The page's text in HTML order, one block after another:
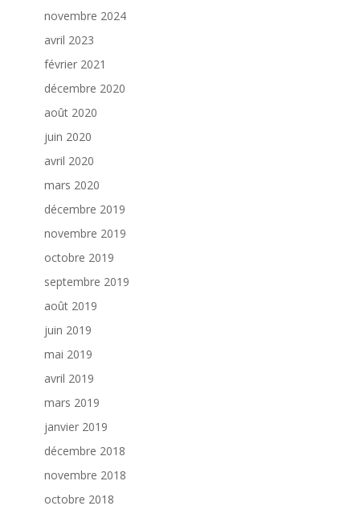
novembre 2024
avril 2023
février 2021
décembre 2020
août 2020
juin 2020
avril 2020
mars 2020
décembre 2019
novembre 2019
octobre 2019
septembre 2019
août 2019
juin 2019
mai 2019
avril 2019
mars 2019
janvier 2019
décembre 2018
novembre 2018
octobre 2018